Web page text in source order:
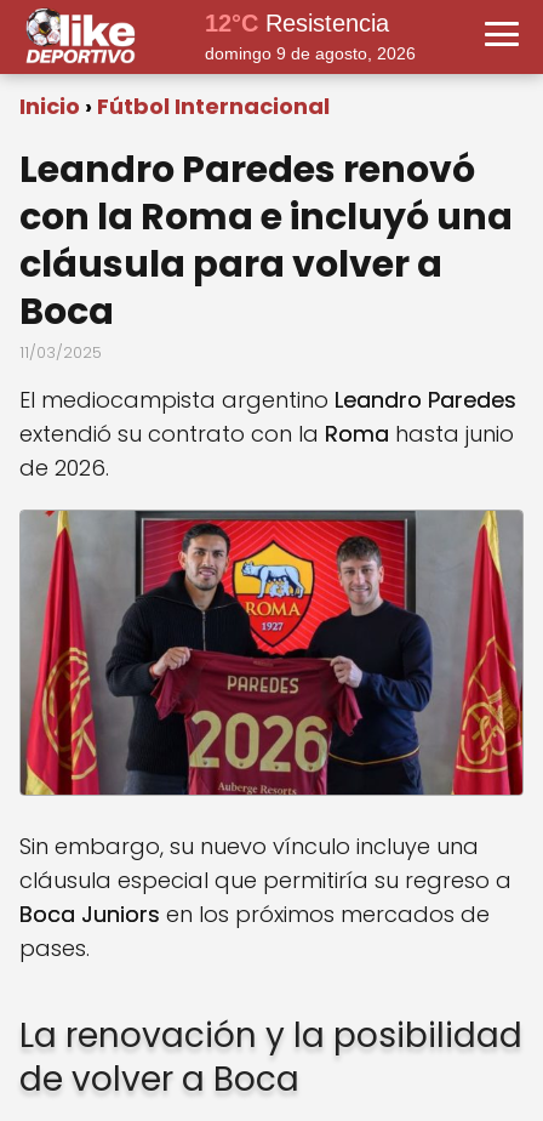
12°C Resistencia
domingo 9 de agosto, 2026
Inicio Fútbol Internacional
Leandro Paredes renovó
con la Roma e incluyó una
cláusula para volver a
Boca
11/03/2025
El mediocampista argentino Leandro Paredes
extendió su contrato con la Roma hasta junio
de 2026.
Sin embargo, su nuevo vínculo incluye una
cláusula especial que permitiría su regreso a
Boca Juniors en los próximos mercados de
pases.
La renovación y la posibilidad
de volver a Boca